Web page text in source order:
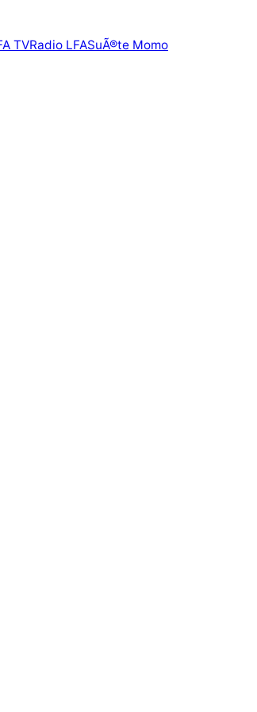
TVRadio LFASuÃ®te Momo